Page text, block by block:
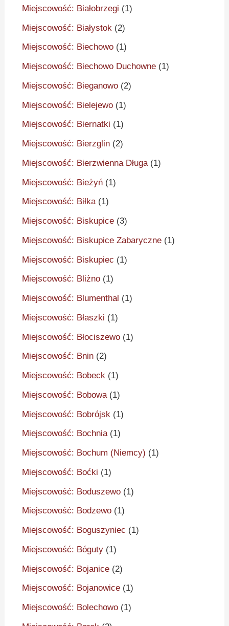
Miejscowość: Białobrzegi (1)
Miejscowość: Białystok (2)
Miejscowość: Biechowo (1)
Miejscowość: Biechowo Duchowne (1)
Miejscowość: Bieganowo (2)
Miejscowość: Bielejewo (1)
Miejscowość: Biernatki (1)
Miejscowość: Bierzglin (2)
Miejscowość: Bierzwienna Długa(1)
Miejscowość: Bieżyń (1)
Miejscowość: Biłka(1)
Miejscowość: Biskupice (3)
Miejscowość: Biskupice Zabaryczne (1)
Miejscowość: Biskupiec (1)
Miejscowość: Bliżno (1)
Miejscowość: Blumenthal (1)
Miejscowość: Błaszki (1)
Miejscowość: Błociszewo (1)
Miejscowość: Bnin (2)
Miejscowość: Bobeck (1)
Miejscowość: Bobowa(1)
Miejscowość: Bobrójsk (1)
Miejscowość: Bochnia(1)
Miejscowość: Bochum (Niemcy) (1)
Miejscowość: Boćki (1)
Miejscowość: Boduszewo (1)
Miejscowość: Bodzewo (1)
Miejscowość: Boguszyniec (1)
Miejscowość: Bóguty (1)
Miejscowość: Bojanice (2)
Miejscowość: Bojanowice (1)
Miejscowość: Bolechowo (1)